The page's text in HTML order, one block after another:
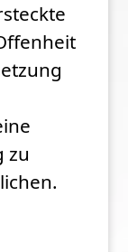
zu